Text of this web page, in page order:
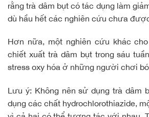
rằng trà dâm bụt có tác dụng làm
dù hầu hết các nghiên cứu chưa
Hơn nữa, một nghiên cứu khác
chiết xuất trà dâm bụt trong sáu
stress oxy hóa ở những người chơi
Lưu ý: Không nên sử dụng trà dâm
dụng các chất hydrochlorothiazide,